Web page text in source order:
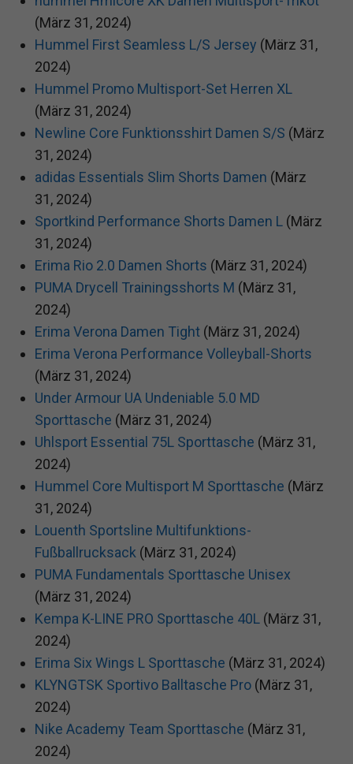
(März 31, 2024)
Hummel First Seamless L/S Jersey (März 31,
2024)
Hummel Promo Multisport-Set Herren XL
(März 31, 2024)
Newline Core Funktionsshirt Damen S/S (März
31, 2024)
adidas Essentials Slim Shorts Damen (März
31, 2024)
Sportkind Performance Shorts Damen L (März
31, 2024)
Erima Rio 2.0 Damen Shorts (März 31, 2024)
PUMA Drycell Trainingsshorts M (März 31,
2024)
Erima Verona Damen Tight (März 31, 2024)
Erima Verona Performance Volleyball-Shorts
(März 31, 2024)
Under Armour UA Undeniable 5.0 MD
Sporttasche (März 31, 2024)
Uhlsport Essential 75L Sporttasche (März 31,
2024)
Hummel Core Multisport M Sporttasche (März
31, 2024)
Louenth Sportsline Multifunktions-
Fußballrucksack (März 31, 2024)
PUMA Fundamentals Sporttasche Unisex
(März 31, 2024)
Kempa K-LINE PRO Sporttasche 40L (März 31,
2024)
Erima Six Wings L Sporttasche (März 31, 2024)
KLYNGTSK Sportivo Balltasche Pro (März 31,
2024)
Nike Academy Team Sporttasche (März 31,
2024)